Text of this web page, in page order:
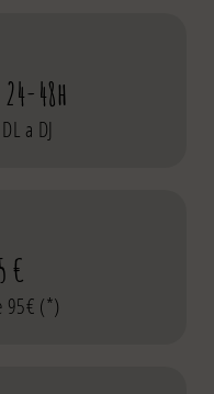
48h
a DJ
€
95€ (*)